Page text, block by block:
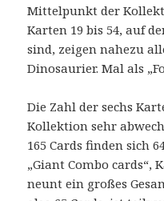
Mittelpunkt der
Karten 19 bis 54, auf
sind, zeigen nahezu
Dinosaurier. Mal als
Die Zahl der sechs
Kollektion sehr
165 Cards finden sich
„Giant Combo cards“,
neunt ein großes